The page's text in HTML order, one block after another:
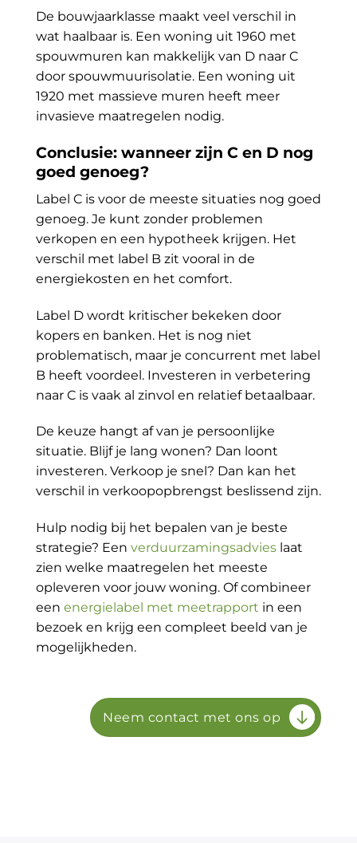
De bouwjaarklasse maakt veel verschil in
wat haalbaar is. Een woning uit 1960 met
spouwmuren kan makkelijk van D naar C
door spouwmuurisolatie. Een woning uit
1920 met massieve muren heeft meer
invasieve maatregelen nodig.
Conclusie: wanneer zijn C en D nog
goed genoeg?
Label C is voor de meeste situaties nog goed
genoeg. Je kunt zonder problemen
verkopen en een hypotheek krijgen. Het
verschil met label B zit vooral in de
energiekosten en het comfort.
Label D wordt kritischer bekeken door
kopers en banken. Het is nog niet
problematisch, maar je concurrent met label
B heeft voordeel. Investeren in verbetering
naar C is vaak al zinvol en relatief betaalbaar.
De keuze hangt af van je persoonlijke
situatie. Blijf je lang wonen? Dan loont
investeren. Verkoop je snel? Dan kan het
verschil in verkoopopbrengst beslissend zijn.
Hulp nodig bij het bepalen van je beste
strategie? Een verduurzamingsadvies laat
zien welke maatregelen het meeste
opleveren voor jouw woning. Of combineer
een energielabel met meetrapport in een
bezoek en krijg een compleet beeld van je
mogelijkheden.
Neem contact met ons op